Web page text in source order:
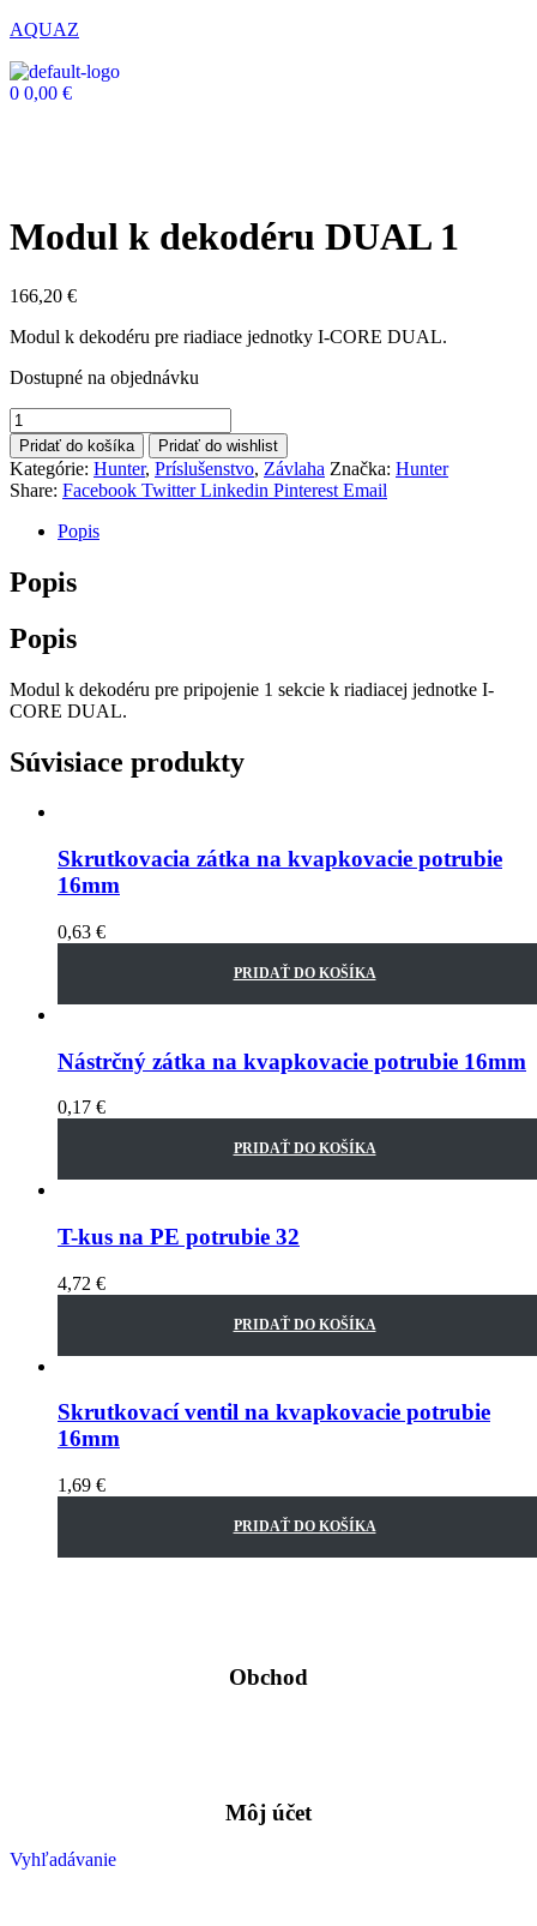
AQUAZ
0 0,00 €
Modul k dekodéru DUAL 1
166,20 €
Modul k dekodéru pre riadiace jednotky I-CORE DUAL.
Dostupné na objednávku
Pridať do košíka Pridať do wishlist
Kategórie: Hunter, Príslušenstvo, Závlaha Značka: Hunter
Share: Facebook Twitter Linkedin Pinterest Email
Popis
Popis
Popis
Modul k dekodéru pre pripojenie 1 sekcie k riadiacej jednotke I-
CORE DUAL.
Súvisiace produkty
Skrutkovacia zátka na kvapkovacie potrubie
16mm
0,63 €
PRIDAŤ DO KOŠÍKA
Nástrčný zátka na kvapkovacie potrubie 16mm
0,17 €
PRIDAŤ DO KOŠÍKA
T-kus na PE potrubie 32
4,72 €
PRIDAŤ DO KOŠÍKA
Skrutkovací ventil na kvapkovacie potrubie
16mm
1,69 €
PRIDAŤ DO KOŠÍKA
Obchod
Môj účet
Vyhľadávanie